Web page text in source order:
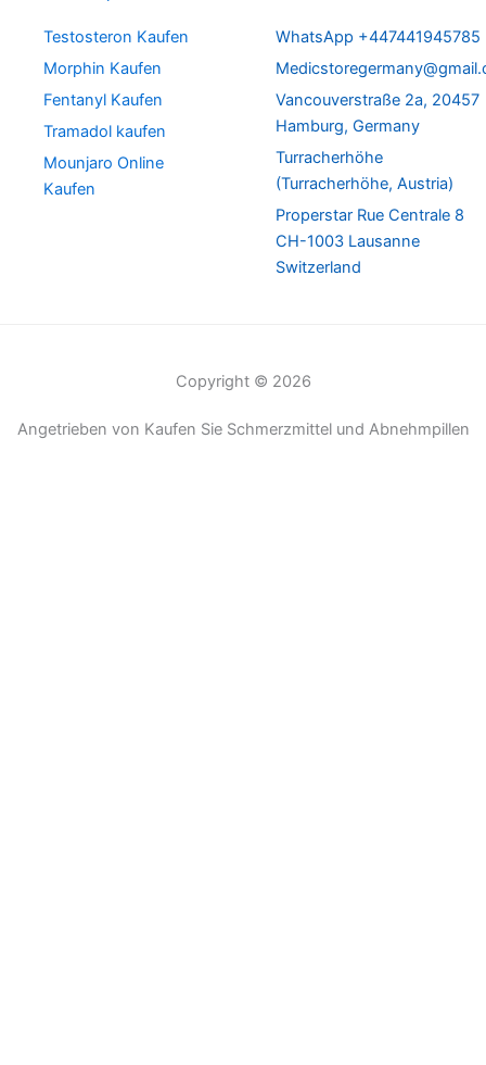
Testosteron Kaufen
Morphin Kaufen
Fentanyl Kaufen
Tramadol kaufen
Mounjaro Online
Kaufen
WhatsApp +447441945785
Vancouverstraße 2a, 20457
Hamburg, Germany
Turracherhöhe
(Turracherhöhe, Austria)
Properstar Rue Centrale 8
CH-1003 Lausanne
Switzerland
Copyright © 2026
Angetrieben von Kaufen Sie Schmerzmittel und Abnehmpillen